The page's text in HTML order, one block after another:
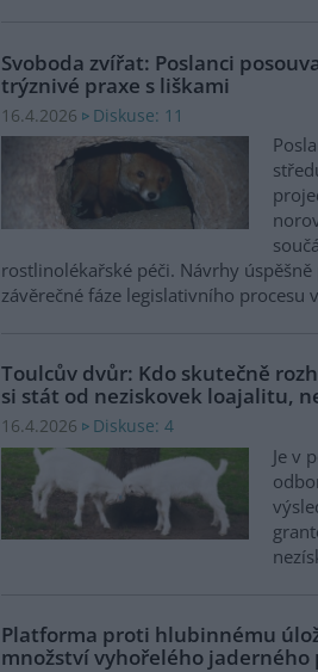
Svoboda zvířat: Poslanci
trýznivé praxe s liškami
16.4.2026 Diskuse: 11
rostlinolékařské péči. Návrhy
závěrečné fáze legislativního procesu
Toulcův dvůr: Kdo skutečně
si stát od neziskovek loajalitu,
16.4.2026 Diskuse: 4
Je v
Platforma proti hlubinnému
množství vyhořelého jaderného